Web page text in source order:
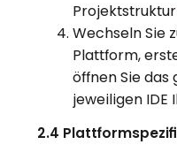
Wechseln Sie
Plattform,
öffnen Sie
jeweiligen IDE
2.4